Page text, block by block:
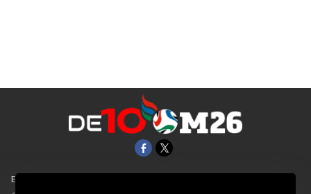
EL UNIVERSAL